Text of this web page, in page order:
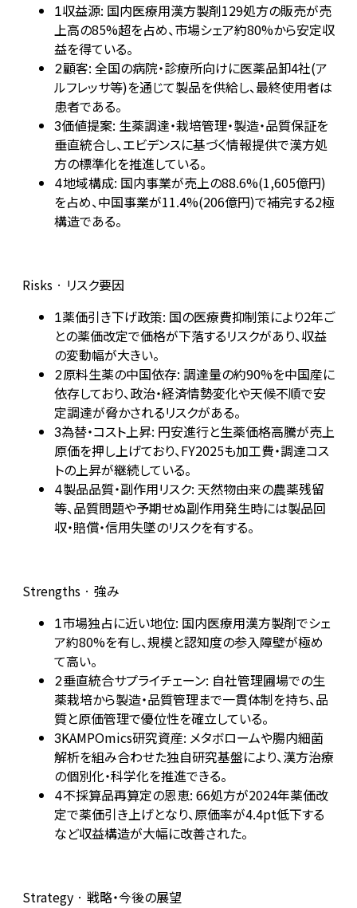
1収益源: 国内医療用漢方製剤129処方の販売が売
上高の85%超を占め、市場シェア約80%から安定収
益を得ている。
2顧客: 全国の病院・診療所向けに医薬品卸4社(ア
ルフレッサ等)を通じて製品を供給し、最終使用者は
患者である。
3価値提案: 生薬調達・栽培管理・製造・品質保証を
垂直統合し、エビデンスに基づく情報提供で漢方処
方の標準化を推進している。
4地域構成: 国内事業が売上の88.6%(1,605億円)
を占め、中国事業が11.4%(206億円)で補完する2極
構造である。
Risks · リスク要因
1薬価引き下げ政策: 国の医療費抑制策により2年ご
との薬価改定で価格が下落するリスクがあり、収益
の変動幅が大きい。
2原料生薬の中国依存: 調達量の約90%を中国産に
依存しており、政治・経済情勢変化や天候不順で安
定調達が脅かされるリスクがある。
3為替・コスト上昇: 円安進行と生薬価格高騰が売上
原価を押し上げており、FY2025も加工費・調達コス
トの上昇が継続している。
4製品品質・副作用リスク: 天然物由来の農薬残留
等、品質問題や予期せぬ副作用発生時には製品回
収・賠償・信用失墜のリスクを有する。
Strengths · 強み
1市場独占に近い地位: 国内医療用漢方製剤でシェ
ア約80%を有し、規模と認知度の参入障壁が極め
て高い。
2垂直統合サプライチェーン: 自社管理圃場での生
薬栽培から製造・品質管理まで一貫体制を持ち、品
質と原価管理で優位性を確立している。
3KAMPOmics研究資産: メタボロームや腸内細菌
解析を組み合わせた独自研究基盤により、漢方治療
の個別化・科学化を推進できる。
4不採算品再算定の恩恵: 66処方が2024年薬価改
定で薬価引き上げとなり、原価率が4.4pt低下する
など収益構造が大幅に改善された。
Strategy · 戦略・今後の展望